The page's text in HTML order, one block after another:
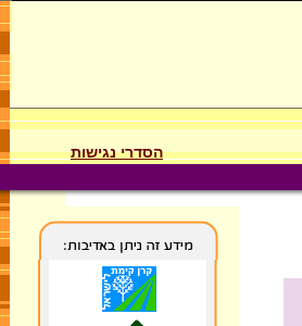
הסדרי נגישות